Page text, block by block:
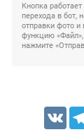
Кнопка
перехода в бот,
отправки фото
функцию «Файл»,
нажмите
VK